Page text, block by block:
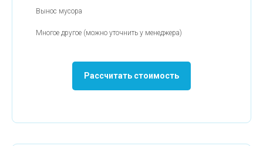
Вынос мусора
Многое другое (можно уточнить у менеджера)
Рассчитать стоимость